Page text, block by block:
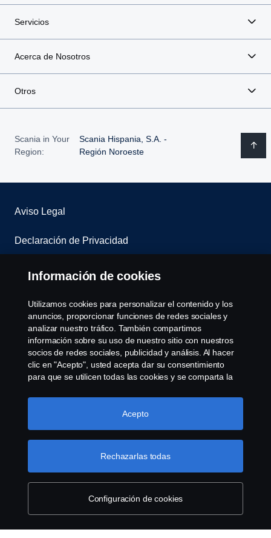
Servicios
Acerca de Nosotros
Otros
Scania in Your
Region:
Scania Hispania, S.A. -
Región Noroeste
Aviso Legal
Declaración de Privacidad
Contacta con nosotros
Whistleblowing
Política de cookies
Cookie settings
© Copyright Scania 2022 All rights reserved. Scania
CV AB (publ), SE-151 87 Södertälje, Sweden, Tel:
+46-8-55 38 10 00, Fax: +46-8-55 38 10 37.
Información de cookies
Utilizamos cookies para personalizar el contenido y los
anuncios, proporcionar funciones de redes sociales y
analizar nuestro tráfico. También compartimos
información sobre su uso de nuestro sitio con nuestros
socios de redes sociales, publicidad y análisis. Al hacer
clic en "Acepto", usted acepta dar su consentimiento
para que se utilicen todas las cookies y se comparta la
haciendo clic en "Configuración de cookies" y
seleccionando las categorías que desea aceptar. Para
Más información sobre su privacidad
Configuración de cookies
Rechazarlas todas
Acepto